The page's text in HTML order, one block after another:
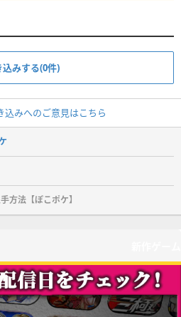
込みする(0件)
込みへのご意見はこちら
方法【ぽこポケ】